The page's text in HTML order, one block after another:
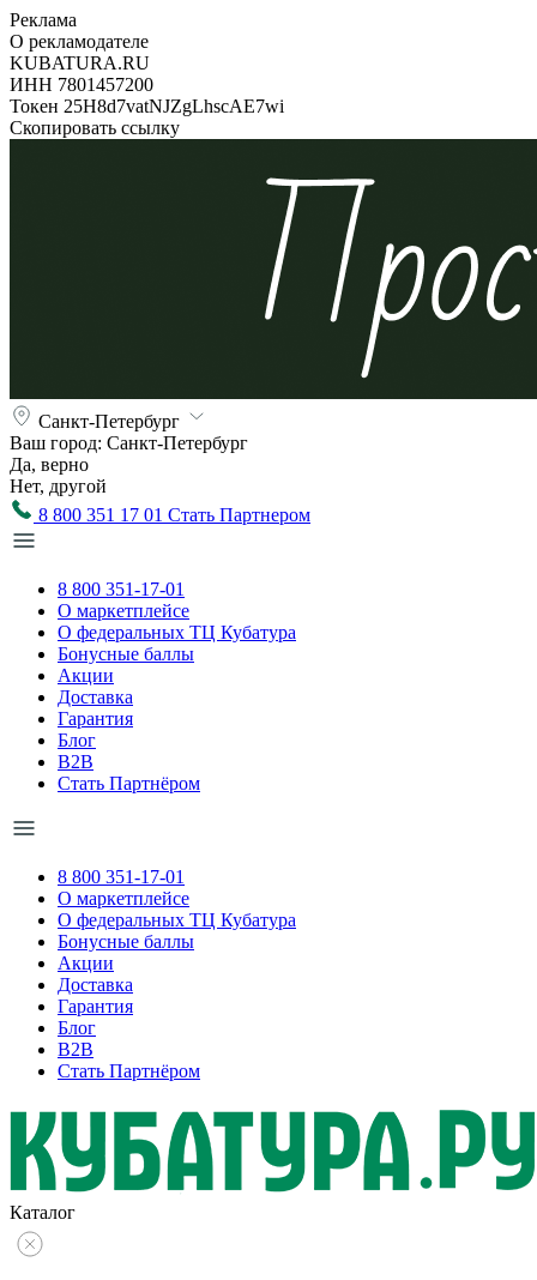
Реклама
О рекламодателе
KUBATURA.RU
ИНН 7801457200
Токен 25H8d7vatNJZgLhscAE7wi
Скопировать ссылку
Санкт-Петербург
Ваш город: Санкт-Петербург
Да, верно
Нет, другой
8 800 351 17 01 Стать Партнером
8 800 351-17-01
О маркетплейсе
О федеральных ТЦ Кубатура
Бонусные баллы
Акции
Доставка
Гарантия
Блог
B2B
Стать Партнёром
8 800 351-17-01
О маркетплейсе
О федеральных ТЦ Кубатура
Бонусные баллы
Акции
Доставка
Гарантия
Блог
B2B
Стать Партнёром
Каталог